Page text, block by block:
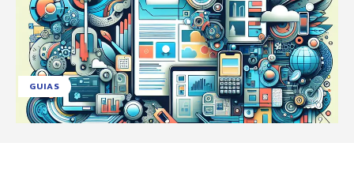
GUIAS